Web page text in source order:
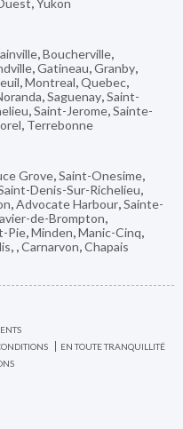
,Yukon
,Boucherville,
,Gatineau,Granby,
,Montreal,Quebec,
,Saguenay,Saint-
,Saint-Jerome,Sainte-
, Terrebonne
Grove,Saint-Onesime,
Denis-Sur-Richelieu,
,Advocate Harbour,Sainte-
de-Brompton,
Pie,Minden,Manic-Cinq,
, ,Carnarvon,Chapais
EN TOUTE TRANQUILLITÉ